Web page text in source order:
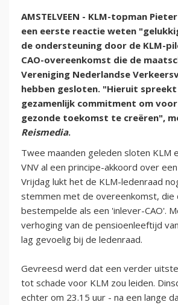
AMSTELVEEN - KLM-topman
een eerste reactie weten
de ondersteuning door de KLM-
CAO-overeenkomst die de
Vereniging Nederlandse
hebben gesloten. "Hieruit
gezamenlijk commitment om voor
gezonde toekomst te creëren",
Reismedia.
Twee maanden geleden sloten KLM
VNV al een principe-akkoord over
Vrijdag lukt het de KLM-ledenraad
stemmen met de overeenkomst, die
bestempelde als een 'inlever-CAO'.
verhoging van de pensioenleeftijd
lag gevoelig bij de ledenraad.
Gevreesd werd dat een verder
tot schade voor KLM zou leiden.
echter om 23.15 uur - na een lange